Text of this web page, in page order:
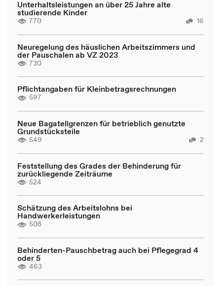
Unterhaltsleistungen an über 25 Jahre alte
studierende Kinder
770 16
Neuregelung des häuslichen Arbeitszimmers und
der Pauschalen ab VZ 2023
730
Pflichtangaben für Kleinbetragsrechnungen
597
Neue Bagatellgrenzen für betrieblich genutzte
Grundstücksteile
549 2
Feststellung des Grades der Behinderung für
zurückliegende Zeiträume
524
Schätzung des Arbeitslohns bei
Handwerkerleistungen
508
Behinderten-Pauschbetrag auch bei Pflegegrad 4
oder 5
463